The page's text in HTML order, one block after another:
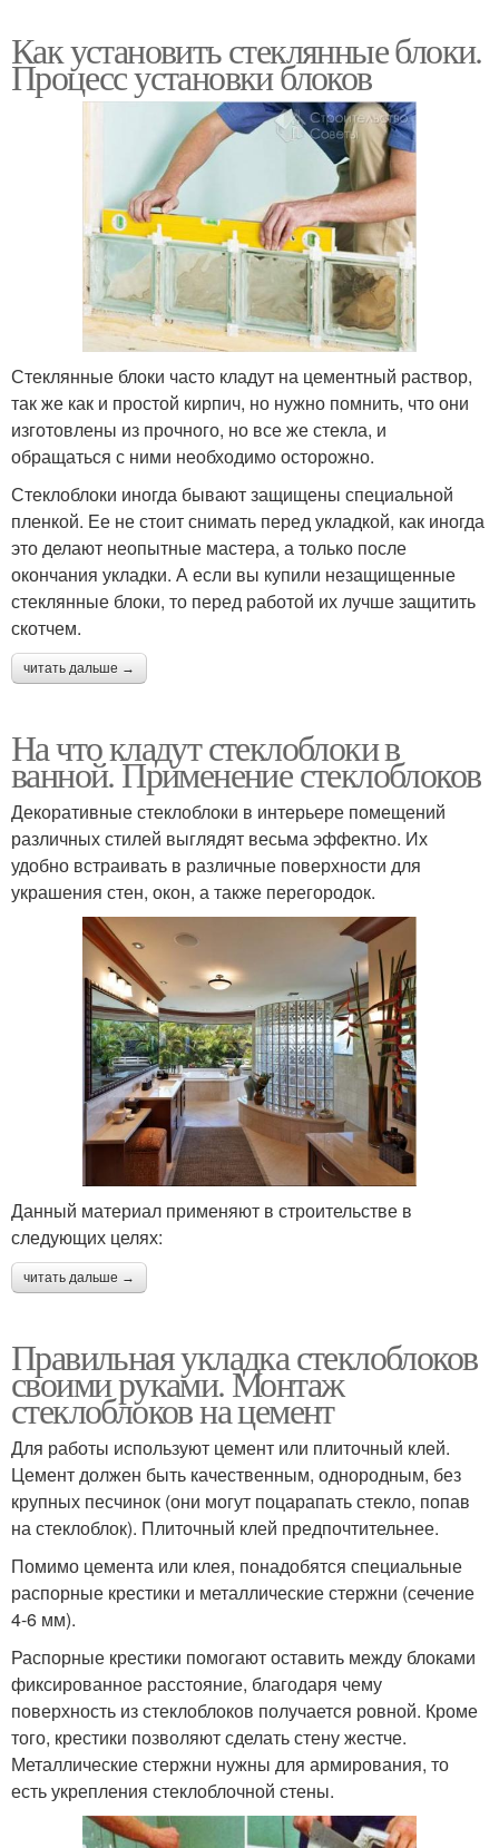
Как установить стеклянные блоки.
Процесс установки блоков
Стеклянные блоки часто кладут на цементный раствор,
так же как и простой кирпич, но нужно помнить, что они
изготовлены из прочного, но все же стекла, и
обращаться с ними необходимо осторожно.
Стеклоблоки иногда бывают защищены специальной
пленкой. Ее не стоит снимать перед укладкой, как иногда
это делают неопытные мастера, а только после
окончания укладки. А если вы купили незащищенные
стеклянные блоки, то перед работой их лучше защитить
скотчем.
читать дальше →
На что кладут стеклоблоки в
ванной. Применение стеклоблоков
Декоративные стеклоблоки в интерьере помещений
различных стилей выглядят весьма эффектно. Их
удобно встраивать в различные поверхности для
украшения стен, окон, а также перегородок.
Данный материал применяют в строительстве в
следующих целях:
читать дальше →
Правильная укладка стеклоблоков
своими руками. Монтаж
стеклоблоков на цемент
Для работы используют цемент или плиточный клей.
Цемент должен быть качественным, однородным, без
крупных песчинок (они могут поцарапать стекло, попав
на стеклоблок). Плиточный клей предпочтительнее.
Помимо цемента или клея, понадобятся специальные
распорные крестики и металлические стержни (сечение
4-6 мм).
Распорные крестики помогают оставить между блоками
фиксированное расстояние, благодаря чему
поверхность из стеклоблоков получается ровной. Кроме
того, крестики позволяют сделать стену жестче.
Металлические стержни нужны для армирования, то
есть укрепления стеклоблочной стены.